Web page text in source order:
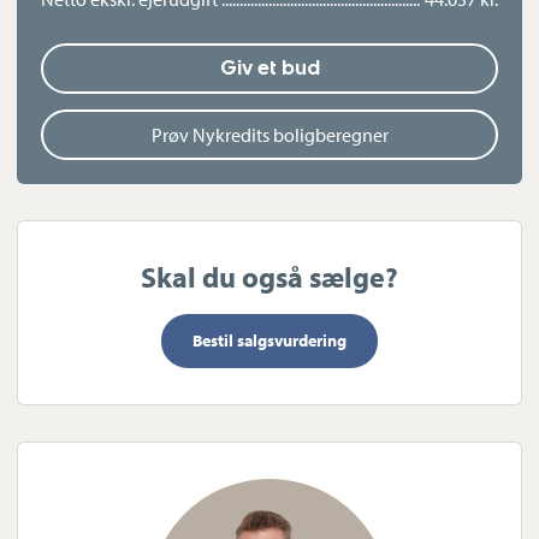
Giv et bud
Prøv Nykredits boligberegner
Skal du også sælge?
Bestil salgsvurdering